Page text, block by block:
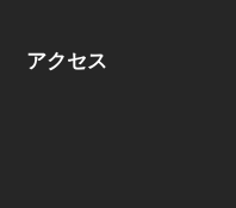
アクセス